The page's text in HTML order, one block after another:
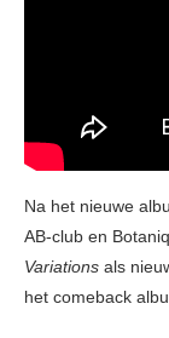
Na het nieuwe
AB-club en
Variations als
het comeback